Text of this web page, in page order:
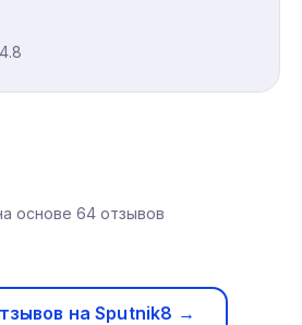
4.8
основе 64 отзывов
на Sputnik8 →